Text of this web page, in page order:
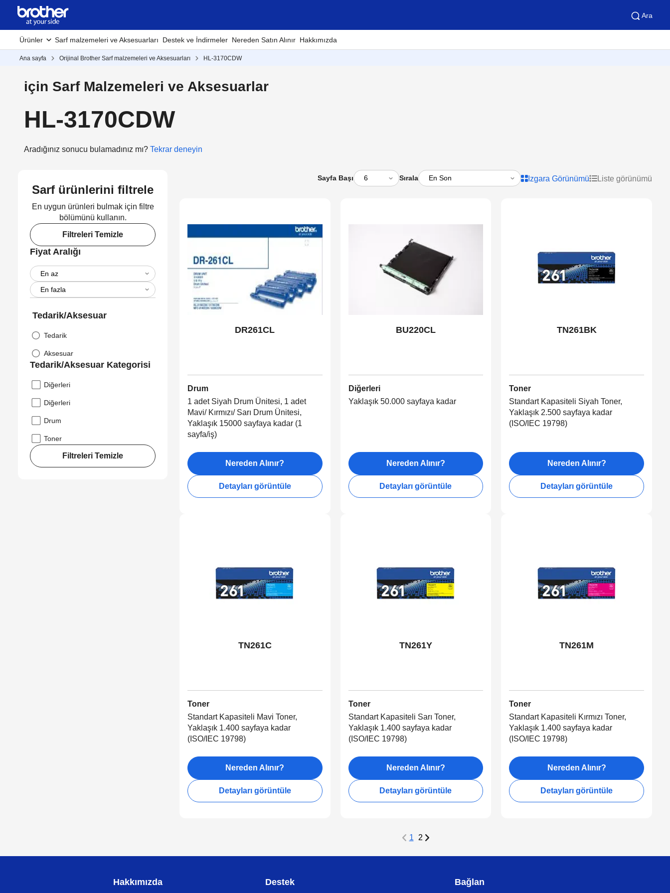
Ara
Ürünler Sarf malzemeleri ve Aksesuarları Destek ve İndirmeler Nereden Satın Alınır Hakkımızda
Ana sayfa Orijinal Brother Sarf malzemeleri ve Aksesuarları HL-3170CDW
için Sarf Malzemeleri ve Aksesuarlar
HL-3170CDW
Aradığınız sonucu bulamadınız mı? Tekrar deneyin
Sarf ürünlerini filtrele
En uygun ürünleri bulmak için filtre
bölümünü kullanın.
Filtreleri Temizle
Fiyat Aralığı
Tedarik/Aksesuar
Tedarik
Aksesuar
Tedarik/Aksesuar Kategorisi
Diğerleri
Diğerleri
Drum
Toner
Filtreleri Temizle
Sayfa Başı Sırala Izgara Görünümü Liste görünümü
DR261CL
Drum
1 adet Siyah Drum Ünitesi, 1 adet
Mavi/ Kırmızı/ Sarı Drum Ünitesi,
Yaklaşık 15000 sayfaya kadar (1
sayfa/iş)
Nereden Alınır?
Detayları görüntüle
BU220CL
Diğerleri
Yaklaşık 50.000 sayfaya kadar
Nereden Alınır?
Detayları görüntüle
TN261BK
Toner
Standart Kapasiteli Siyah Toner,
Yaklaşık 2.500 sayfaya kadar
(ISO/IEC 19798)
Nereden Alınır?
Detayları görüntüle
TN261C
Toner
Standart Kapasiteli Mavi Toner,
Yaklaşık 1.400 sayfaya kadar
(ISO/IEC 19798)
Nereden Alınır?
Detayları görüntüle
TN261Y
Toner
Standart Kapasiteli Sarı Toner,
Yaklaşık 1.400 sayfaya kadar
(ISO/IEC 19798)
Nereden Alınır?
Detayları görüntüle
TN261M
Toner
Standart Kapasiteli Kırmızı Toner,
Yaklaşık 1.400 sayfaya kadar
(ISO/IEC 19798)
Nereden Alınır?
Detayları görüntüle
1 2
Hakkımızda Destek Bağlan